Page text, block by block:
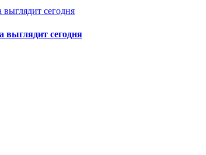
выглядит сегодня